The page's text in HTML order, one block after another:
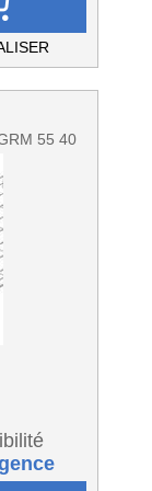
55 40